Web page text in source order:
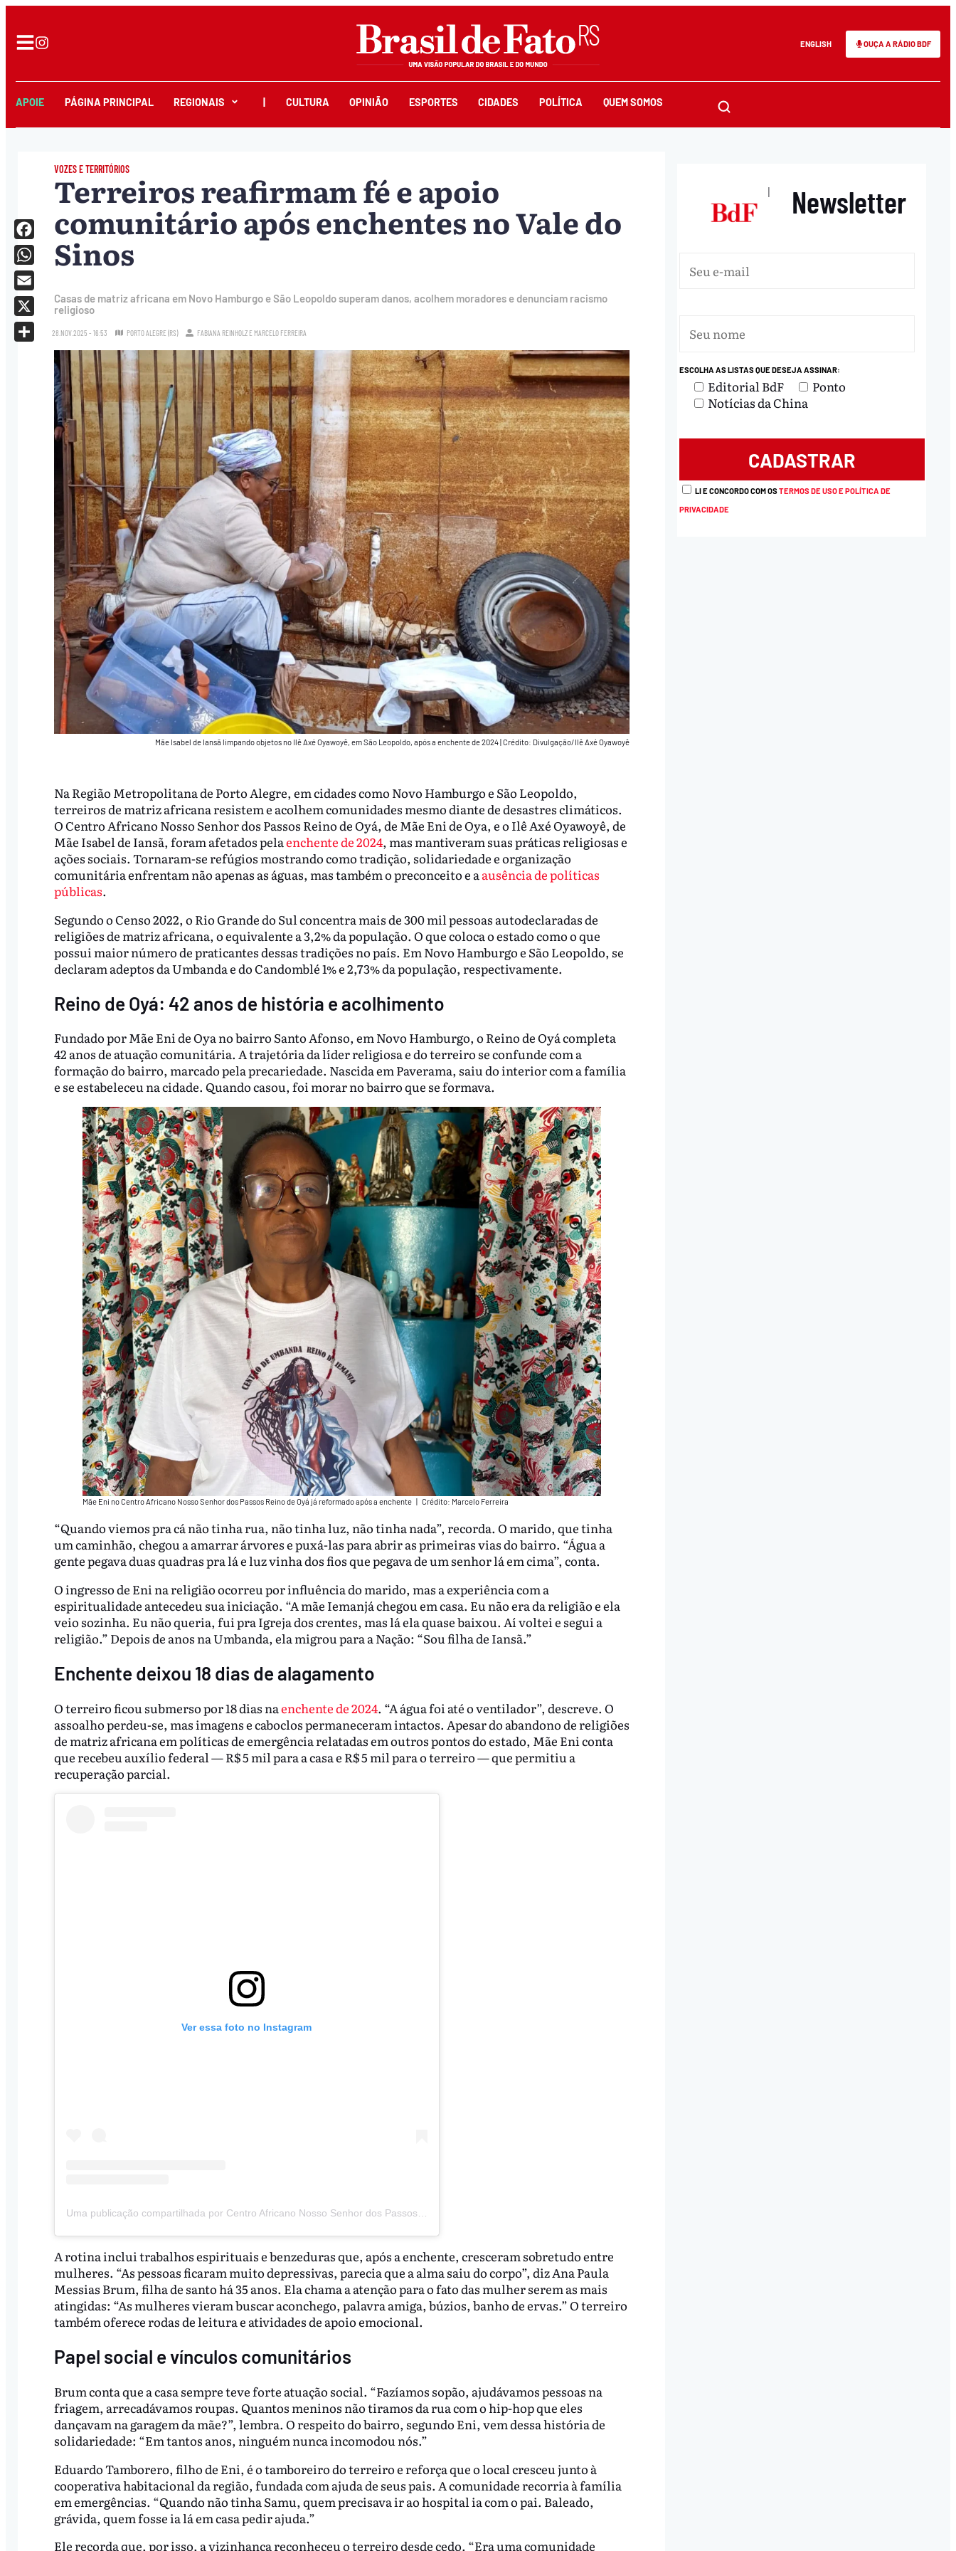
ENGLISH OUÇA A RÁDIO BDF
APOIE PÁGINA PRINCIPAL REGIONAIS CULTURA OPINIÃO ESPORTES CIDADES POLÍTICA QUEM SOMOS
VOZES E TERRITÓRIOS
Terreiros reafirmam fé e apoio
comunitário após enchentes no Vale do
Sinos
Casas de matriz africana em Novo Hamburgo e São Leopoldo superam danos, acolhem moradores e denunciam racismo
religioso
28.NOV.2025 - 16:53 PORTO ALEGRE (RS) FABIANA REINHOLZ E MARCELO FERREIRA
Mãe Isabel de Iansã limpando objetos no Ilê Axé Oyawoyê, em São Leopoldo, após a enchente de 2024 Crédito: Divulgação/Ilê Axé Oyawoyê
Na Região Metropolitana de Porto Alegre, em cidades como Novo Hamburgo e São Leopoldo,
terreiros de matriz africana resistem e acolhem comunidades mesmo diante de desastres climáticos.
O Centro Africano Nosso Senhor dos Passos Reino de Oyá, de Mãe Eni de Oya, e o Ilê Axé Oyawoyê, de
Mãe Isabel de Iansã, foram afetados pelaenchente de 2024, mas mantiveram suas práticas religiosas e
ações sociais. Tornaram-se refúgios mostrando como tradição, solidariedade e organização
comunitária enfrentam não apenas as águas, mas também o preconceito e a ausência de políticas
públicas.
Segundo o Censo 2022, o Rio Grande do Sul concentra mais de 300 mil pessoas autodeclaradas de
religiões de matriz africana, o equivalente a 3,2% da população. O que coloca o estado como o que
possui maior número de praticantes dessas tradições no país. Em Novo Hamburgo e São Leopoldo, se
declaram adeptos da Umbanda e do Candomblé 1% e 2,73% da população, respectivamente.
Reino de Oyá: 42 anos de história e acolhimento
Fundado por Mãe Eni de Oya no bairro Santo Afonso, em Novo Hamburgo, o Reino de Oyá completa
42 anos de atuação comunitária. A trajetória da líder religiosa e do terreiro se confunde com a
formação do bairro, marcado pela precariedade. Nascida em Paverama, saiu do interior com a família
e se estabeleceu na cidade. Quando casou, foi morar no bairro que se formava.
Mãe Eni no Centro Africano Nosso Senhor dos Passos Reino de Oyá já reformado após a enchente Crédito: Marcelo Ferreira
“Quando viemos pra cá não tinha rua, não tinha luz, não tinha nada”, recorda. O marido, que tinha
um caminhão, chegou a amarrar árvores e puxá-las para abrir as primeiras vias do bairro. “Água a
gente pegava duas quadras pra lá e luz vinha dos fios que pegava de um senhor lá em cima”, conta.
O ingresso de Eni na religião ocorreu por influência do marido, mas a experiência com a
espiritualidade antecedeu sua iniciação. “A mãe Iemanjá chegou em casa. Eu não era da religião e ela
veio sozinha. Eu não queria, fui pra Igreja dos crentes, mas lá ela quase baixou. Aí voltei e segui a
religião.” Depois de anos na Umbanda, ela migrou para a Nação: “Sou filha de Iansã.”
Enchente deixou 18 dias de alagamento
O terreiro ficou submerso por 18 dias naenchente de 2024. “A água foi até o ventilador”, descreve. O
assoalho perdeu-se, mas imagens e caboclos permaneceram intactos. Apesar do abandono de religiões
de matriz africana em políticas de emergência relatadas em outros pontos do estado, Mãe Eni conta
que recebeu auxílio federal — R$ 5 mil para a casa e R$ 5 mil para o terreiro — que permitiu a
recuperação parcial.
Ver essa foto no Instagram
A rotina inclui trabalhos espirituais e benzeduras que, após a enchente, cresceram sobretudo entre
mulheres. “As pessoas ficaram muito depressivas, parecia que a alma saiu do corpo”, diz Ana Paula
Messias Brum, filha de santo há 35 anos. Ela chama a atenção para o fato das mulher serem as mais
atingidas: “As mulheres vieram buscar aconchego, palavra amiga, búzios, banho de ervas.” O terreiro
também oferece rodas de leitura e atividades de apoio emocional.
Papel social e vínculos comunitários
Brum conta que a casa sempre teve forte atuação social. “Fazíamos sopão, ajudávamos pessoas na
friagem, arrecadávamos roupas. Quantos meninos não tiramos da rua com o hip-hop que eles
dançavam na garagem da mãe?”, lembra. O respeito do bairro, segundo Eni, vem dessa história de
solidariedade: “Em tantos anos, ninguém nunca incomodou nós.”
Eduardo Tamborero, filho de Eni, é o tamboreiro do terreiro e reforça que o local cresceu junto à
cooperativa habitacional da região, fundada com ajuda de seus pais. A comunidade recorria à família
em emergências. “Quando não tinha Samu, quem precisava ir ao hospital ia com o pai. Baleado,
grávida, quem fosse ia lá em casa pedir ajuda.”
Ele recorda que, por isso, a vizinhança reconheceu o terreiro desde cedo. “Era uma comunidade
Facebook
WhatsApp
Email
X
| Newsletter
ESCOLHA AS LISTAS QUE DESEJA ASSINAR:
Editorial BdF
Ponto
Notícias da China
LI E CONCORDO COM OSTERMOS DE USO E POLÍTICA DE
PRIVACIDADE